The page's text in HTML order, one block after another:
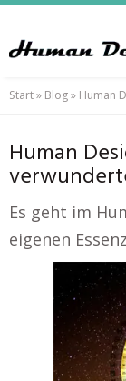
content
Start» Blog» Human
Human
Es geht im
eigenen